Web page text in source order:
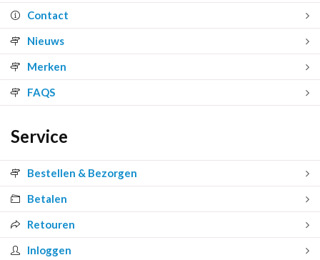
Contact
Nieuws
Merken
FAQS
Service
Bestellen & Bezorgen
Betalen
Retouren
Inloggen